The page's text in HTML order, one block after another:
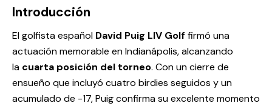
Introducción
El golfista español David Puig LIV Golf firmó una
actuación memorable en Indianápolis, alcanzando
la cuarta posición del torneo. Con un cierre de
ensueño que incluyó cuatro birdies seguidos y un
acumulado de -17, Puig confirma su excelente momento